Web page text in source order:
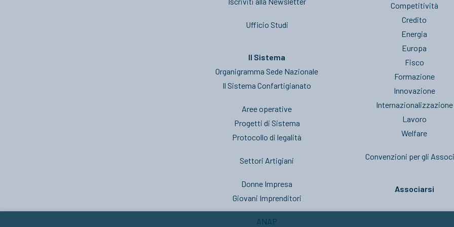
Ufficio Studi
Il Sistema
Organigramma Sede Nazionale
Il Sistema Confartigianato
Aree operative
Progetti di Sistema
Protocollo di legalità
Settori Artigiani
Donne Impresa
Giovani Imprenditori
ANAP
Competitività
Credito
Energia
Europa
Fisco
Formazione
Innovazione
Internazionalizzazione
Lavoro
Welfare
Convenzioni per gli
Associarsi